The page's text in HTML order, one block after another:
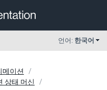
언어: 한국어
메이션
상태 머신